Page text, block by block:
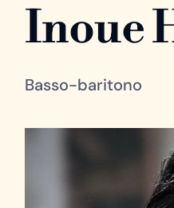
Inoue
Basso-baritono